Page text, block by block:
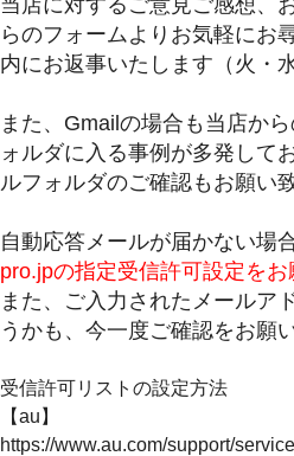
らのフォームよりお気軽にお
内にお返事いたします（火・
また、Gmailの場合も当店か
ォルダに入る事例が多発して
ルフォルダのご確認もお願い
自動応答メールが届かない場
pro.jpの指定受信許可設定をお
また、ご入力されたメールア
うかも、今一度ご確認をお願
受信許可リストの設定方法
【au】
https://www.au.com/support/